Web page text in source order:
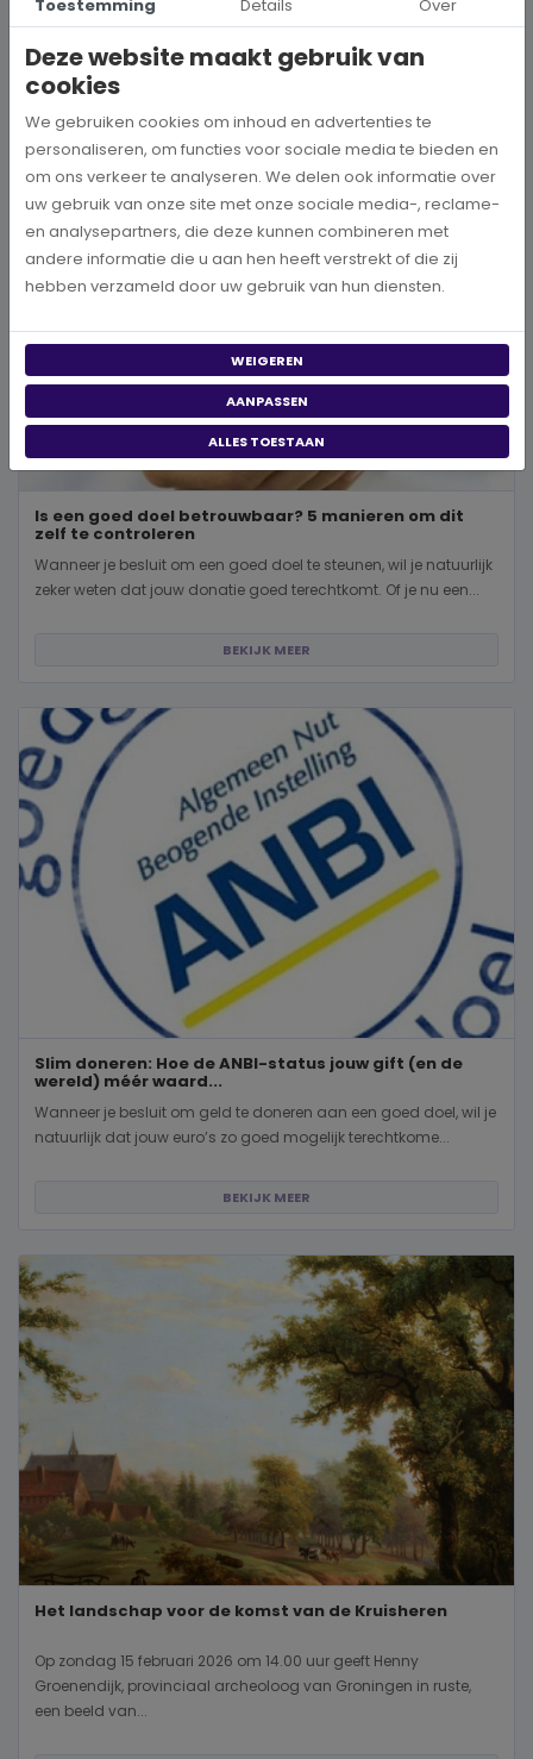
Wanneer je besluit om een steentje bij te dragen aan een betere
wereld, neem je een prachtig besluit. Jouw donatie kan het ve...
Is een goed doel betrouwbaar? 5 manieren om dit
zelf te controleren
Wanneer je besluit om een goed doel te steunen, wil je natuurlijk
zeker weten dat jouw donatie goed terechtkomt. Of je nu een...
BEKIJK MEER
Slim doneren: Hoe de ANBI-status jouw gift (en de
wereld) méér waard...
Wanneer je besluit om geld te doneren aan een goed doel, wil je
natuurlijk dat jouw euro’s zo goed mogelijk terechtkome...
BEKIJK MEER
Het landschap voor de komst van de Kruisheren
Op zondag 15 februari 2026 om 14.00 uur geeft Henny
Groenendijk, provinciaal archeoloog van Groningen in ruste,
een beeld van...
Toestemming Details Over
Deze website maakt gebruik van
cookies
We gebruiken cookies om inhoud en advertenties te
personaliseren, om functies voor sociale media te bieden en
om ons verkeer te analyseren. We delen ook informatie over
uw gebruik van onze site met onze sociale media-, reclame-
en analysepartners, die deze kunnen combineren met
andere informatie die u aan hen heeft verstrekt of die zij
hebben verzameld door uw gebruik van hun diensten.
WEIGEREN
AANPASSEN
ALLES TOESTAAN